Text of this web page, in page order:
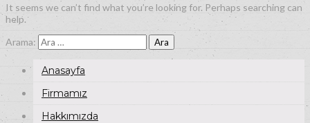
It seems we can’t find what you’re looking for. Perhaps searching can
help.
Arama:
Anasayfa
Firmamız
Hakkımızda